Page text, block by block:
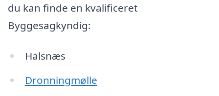
du kan finde en kvalificeret
Byggesagkyndig:
Halsnæs
Dronningmølle